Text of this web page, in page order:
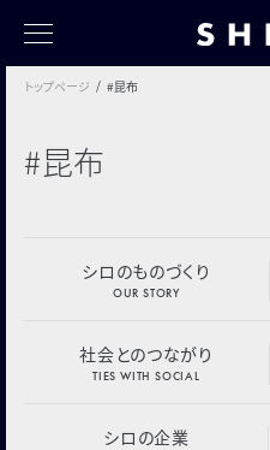
すべて
シロの採用情報
お客様とのつながり
トップページ #昆布
#昆布
シロのものづくり
OUR STORY
社会とのつながり
TIES WITH SOCIAL
シロの企業